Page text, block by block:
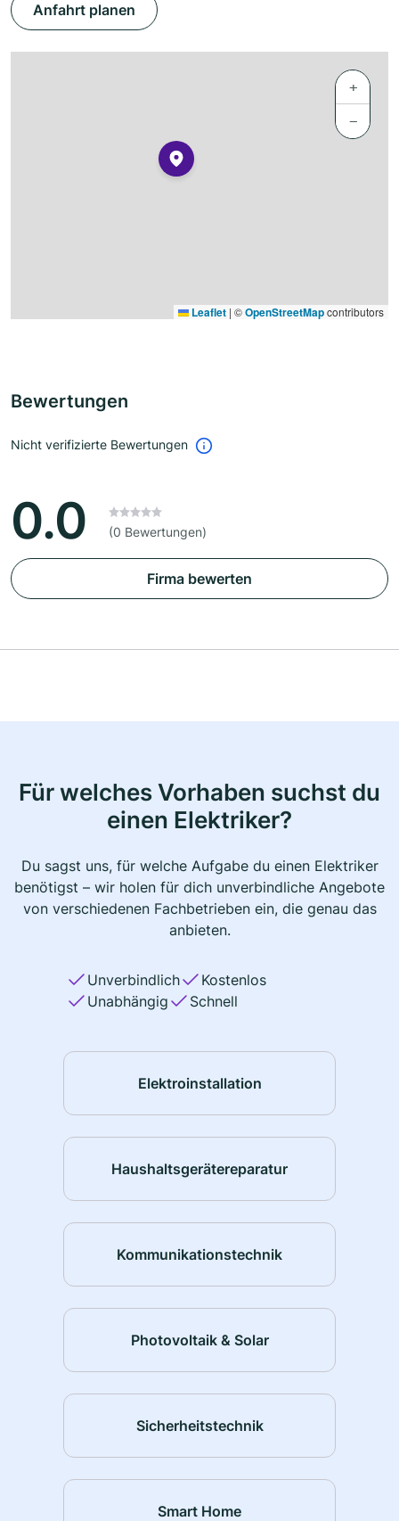
Anfahrt planen
+
−
Leaflet | ©OpenStreetMapcontributors
Bewertungen
Nicht verifizierte Bewertungen
0.0 (0 Bewertungen)
Firma bewerten
Für welches Vorhaben suchst du
einen Elektriker?
Du sagst uns, für welche Aufgabe du einen Elektriker
benötigst – wir holen für dich unverbindliche Angebote
von verschiedenen Fachbetrieben ein, die genau das
anbieten.
Unverbindlich
Kostenlos
Unabhängig
Schnell
Elektroinstallation
Haushaltsgerätereparatur
Kommunikationstechnik
Photovoltaik & Solar
Sicherheitstechnik
Smart Home